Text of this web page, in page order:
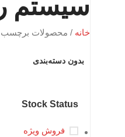
سیستم
خانه محصولات برچسب
بدون دسته‌بندی
Stock Status
فروش ویژه